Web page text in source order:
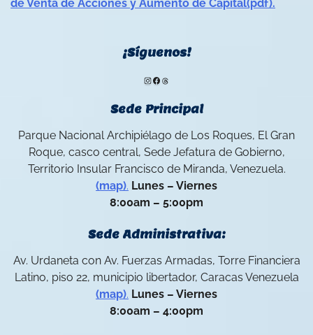
de Venta de Acciones y Aumento de Capital(pdf).
¡Síguenos!
Instagram
Facebook
Threads
Sede Principal
Parque Nacional Archipiélago de Los Roques, El Gran
Roque, casco central, Sede Jefatura de Gobierno,
Territorio Insular Francisco de Miranda, Venezuela.
(map). Lunes – Viernes
8:00am – 5:00pm
Sede Administrativa:
Av. Urdaneta con Av. Fuerzas Armadas, Torre Financiera
Latino, piso 22, municipio libertador, Caracas Venezuela
(map). Lunes – Viernes
8:00am – 4:00pm